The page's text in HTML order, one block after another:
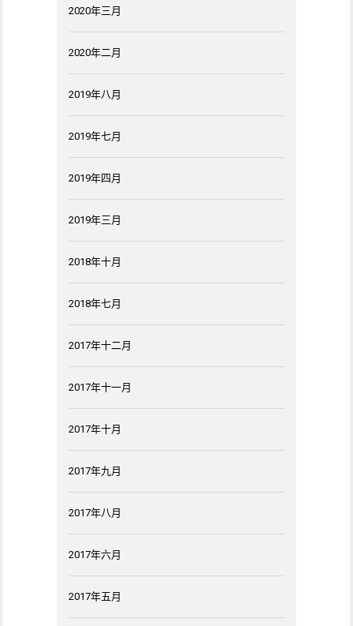
2020年三月
2020年二月
2019年八月
2019年七月
2019年四月
2019年三月
2018年十月
2018年七月
2017年十二月
2017年十一月
2017年十月
2017年九月
2017年八月
2017年六月
2017年五月